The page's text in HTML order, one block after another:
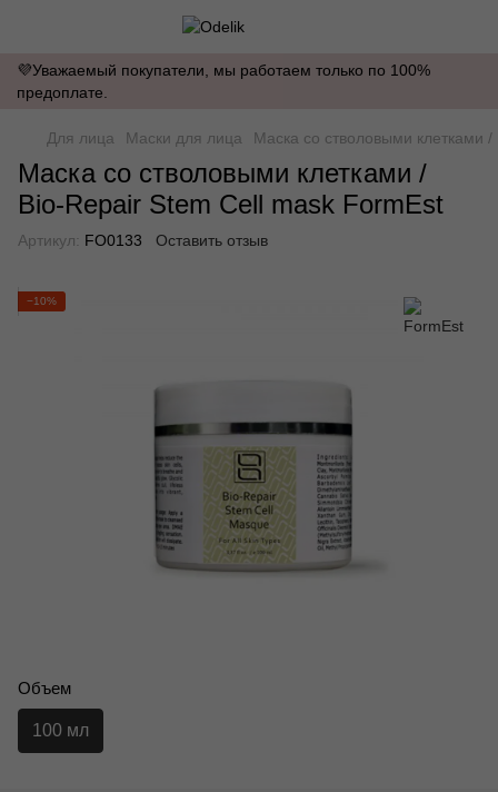
💜Уважаемый покупатели, мы работаем только по 100%
предоплате.
Для лица Маски для лица Маска со стволовыми клетками
Маска со стволовыми клетками /
Bio-Repair Stem Cell mask FormEst
Артикул: FO0133 Оставить отзыв
−10%
Объем
100 мл